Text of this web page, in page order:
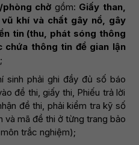
chờ gồm: Giấy than,
khí và chất gây nổ, gây
tin (thu, phát sóng thông
chứa thông tin để gian lận
;
sinh phải ghi đầy đủ số báo
đề thi, giấy thi, Phiếu trả lời
đề thi, phải kiểm tra kỹ số
và mã đề thi ở từng trang bảo
trắc nghiệm);